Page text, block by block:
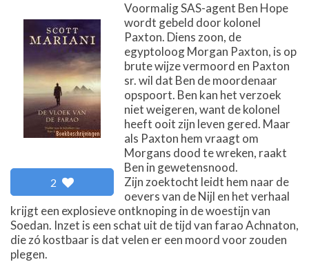
2
Voormalig SAS-agent Ben Hope
wordt gebeld door kolonel
Paxton. Diens zoon, de
egyptoloog Morgan Paxton, is op
brute wijze vermoord en Paxton
sr. wil dat Ben de moordenaar
opspoort. Ben kan het verzoek
niet weigeren, want de kolonel
heeft ooit zijn leven gered. Maar
als Paxton hem vraagt om
Morgans dood te wreken, raakt
Ben in gewetensnood.
Zijn zoektocht leidt hem naar de
oevers van de Nijl en het verhaal
krijgt een explosieve ontknoping in de woestijn van
Soedan. Inzet is een schat uit de tijd van farao Achnaton,
die zó kostbaar is dat velen er een moord voor zouden
plegen.